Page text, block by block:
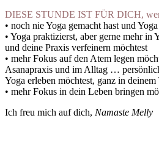
DIESE STUNDE IST FÜR DICH,
• noch nie Yoga gemacht hast und
• Yoga praktizierst, aber gerne mehr in
und deine Praxis verfeinern möchtest
• mehr Fokus auf den Atem legen
Asanapraxis und im Alltag …
Yoga erleben möchtest, ganz in deinem
• mehr Fokus in dein Leben bringen
Ich freu mich auf dich, Namaste Melly